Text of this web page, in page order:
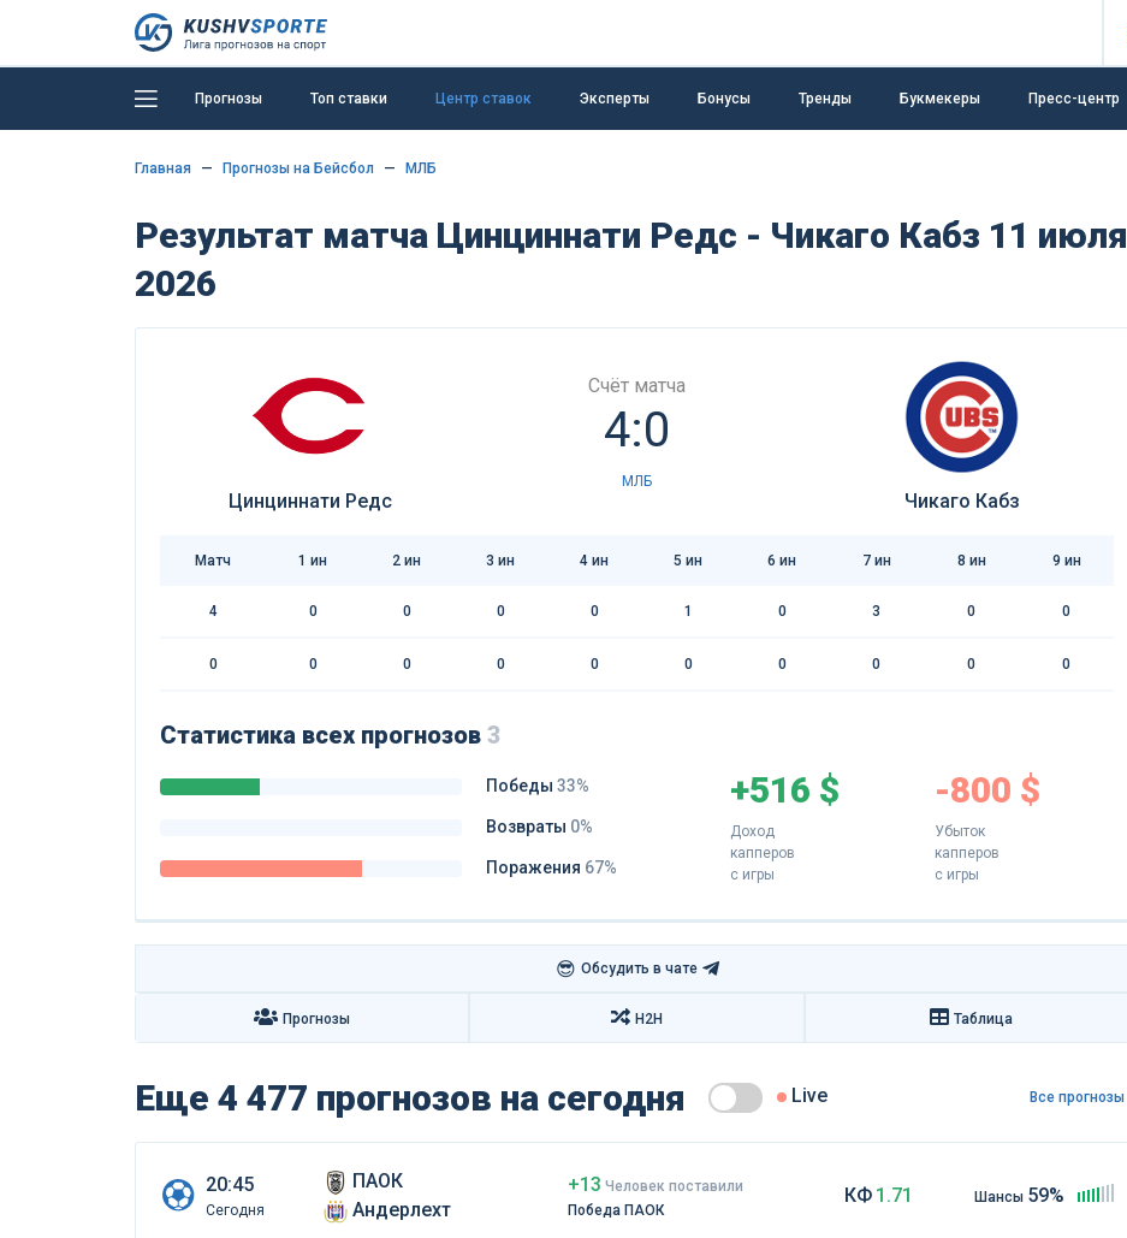
Прогнозы Топ ставки Центр ставок Эксперты Бонусы Тренды Букмекеры Пресс-центр
Главная Прогнозы на Бейсбол МЛБ
Результат матча Цинциннати Редс - Чикаго Кабз 11 июля
2026
Цинциннати Редс
Счёт матча
4:0
МЛБ
Чикаго Кабз
Матч 1 ин 2 ин 3 ин 4 ин 5 ин 6 ин 7 ин 8 ин 9 ин
4 0 0 0 0 1 0 3 0 0
0 0 0 0 0 0 0 0 0 0
Статистика всех прогнозов 3
Победы 33%
Возвраты 0%
Поражения 67%
+516 $
Доход
капперов
с игры
-800 $
Убыток
капперов
с игры
😎 Обсудить в чате
Прогнозы H2H Таблица
Еще 4 477 прогнозов на сегодня Live Все прогнозы
20:45
Сегодня
ПАОК
Андерлехт
+13 Человек поставили
Победа ПАОК
КФ 1.71 Шансы 59%